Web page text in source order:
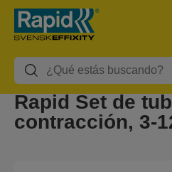
Rapid Set de
contracción, 3-